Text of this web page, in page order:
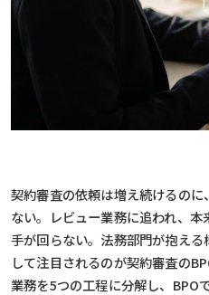
契約審査の依頼は増え続けるのに、
ない。レビュー業務に追われ、本
手が回らない。法務部門が抱える
して注目されるのが契約審査のBP
業務を5つの工程に分解し、BPO